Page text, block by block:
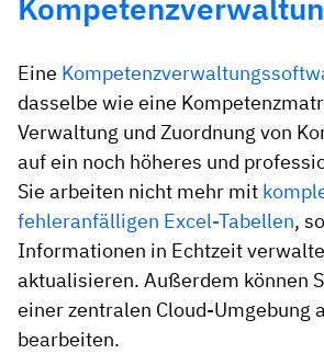
Eine
dasselbe wie eine
Verwaltung und Zuordnung von
auf ein noch höheres und
Sie arbeiten nicht mehr mit
fehleranfälligen Excel-Tabellen,
Informationen in Echtzeit
aktualisieren. Außerdem können
einer zentralen Cloud-Umgebung
bearbeiten.